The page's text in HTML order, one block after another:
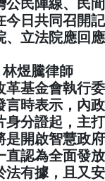
公民陣線、民
今日共同召開記
、立法院應回
煜騰律師
革基金會執行
言時表示，內
身分證起，主
是開啟智慧政
直認為全面發
有據，且又安